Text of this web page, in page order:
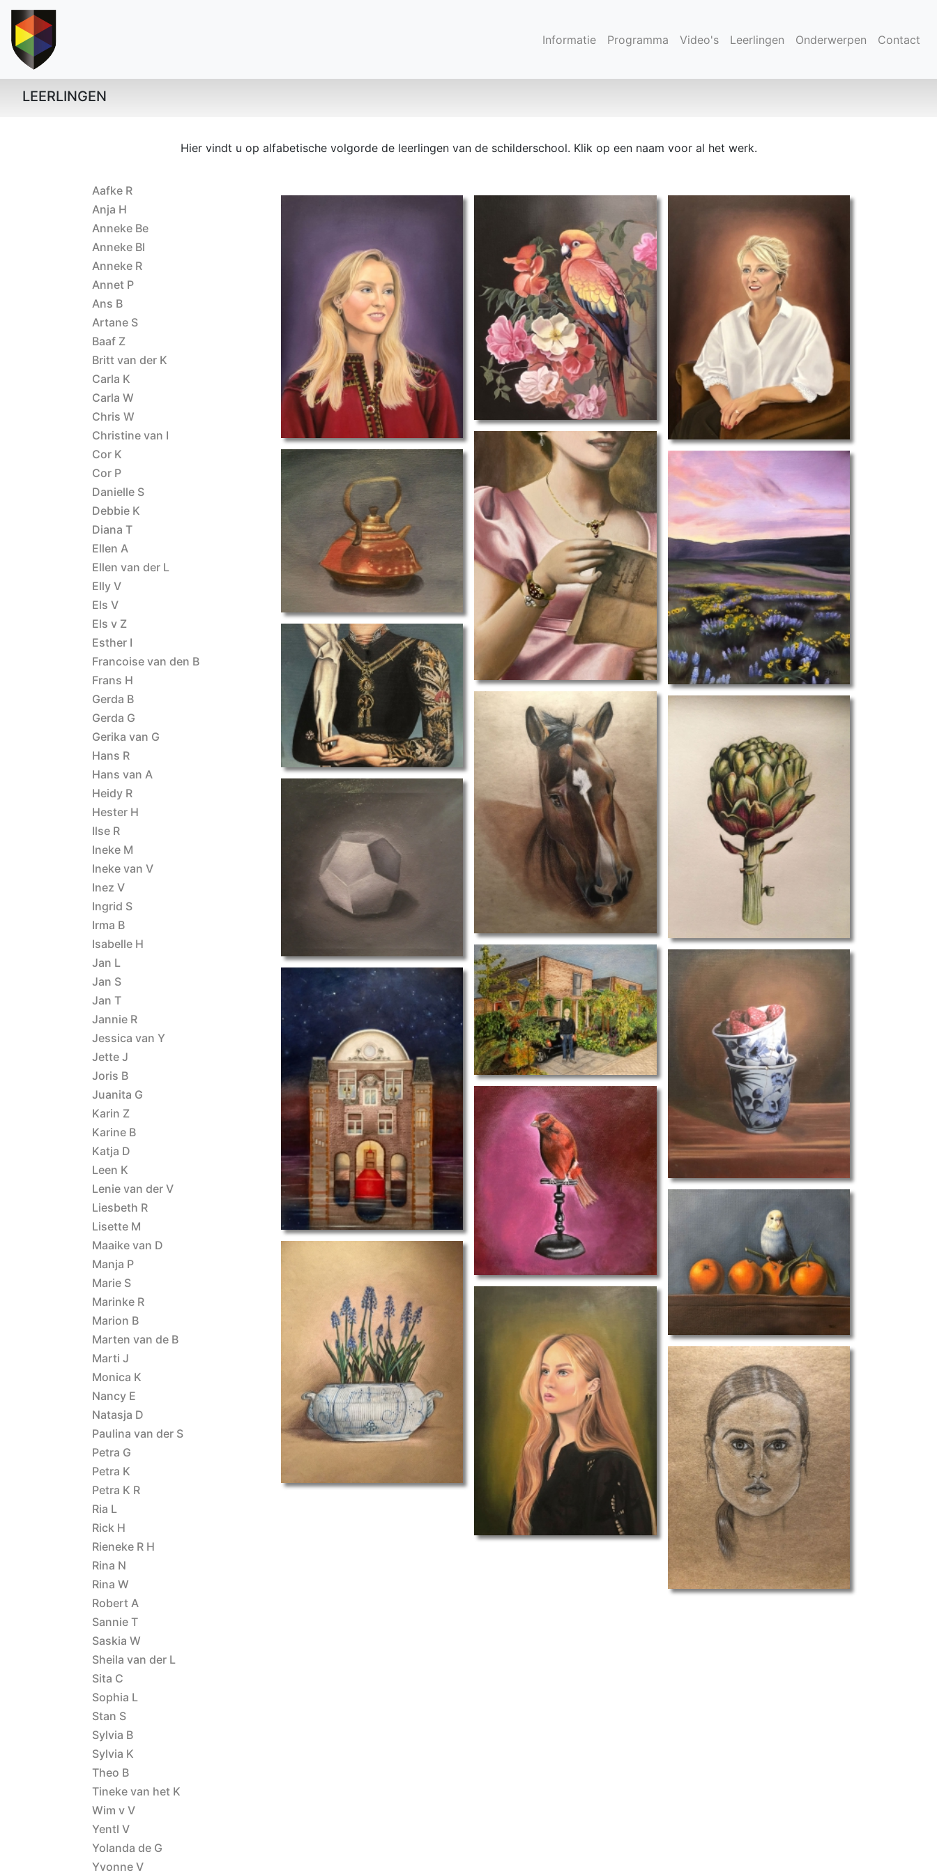
Informatie Programma Video's Leerlingen (current)
Onderwerpen Contact
LEERLINGEN
Hier vindt u op alfabetische volgorde de leerlingen van de schilderschool. Klik op een naam voor al het werk.
Aafke R
Anja H
Anneke Be
Anneke Bl
Anneke R
Annet P
Ans B
Artane S
Baaf Z
Britt van der K
Carla K
Carla W
Chris W
Christine van I
Cor K
Cor P
Danielle S
Debbie K
Diana T
Ellen A
Ellen van der L
Elly V
Els V
Els v Z
Esther I
Francoise van den B
Frans H
Gerda B
Gerda G
Gerika van G
Hans R
Hans van A
Heidy R
Hester H
Ilse R
Ineke M
Ineke van V
Inez V
Ingrid S
Irma B
Isabelle H
Jan L
Jan S
Jan T
Jannie R
Jessica van Y
Jette J
Joris B
Juanita G
Karin Z
Karine B
Katja D
Leen K
Lenie van der V
Liesbeth R
Lisette M
Maaike van D
Manja P
Marie S
Marinke R
Marion B
Marten van de B
Marti J
Monica K
Nancy E
Natasja D
Paulina van der S
Petra G
Petra K
Petra K R
Ria L
Rick H
Rieneke R H
Rina N
Rina W
Robert A
Sannie T
Saskia W
Sheila van der L
Sita C
Sophia L
Stan S
Sylvia B
Sylvia K
Theo B
Tineke van het K
Wim v V
Yentl V
Yolanda de G
Yvonne V
ET 2023 Britt
stadsgezicht
ET 2024 Britt
kopie oude meester
portret
stilleven II
zelfportret II
ET-2025-Britt-van-der-K
landschap
spotlight-Britt
stilleven III
zelfportret